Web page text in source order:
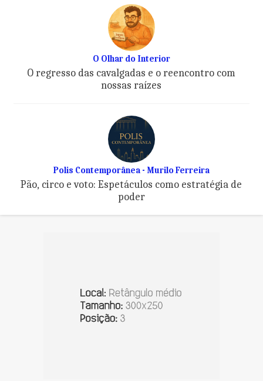
O Olhar do Interior
O regresso das cavalgadas e o reencontro com
nossas raízes
Polis Contemporânea - Murilo Ferreira
Pão, circo e voto: Espetáculos como estratégia de
poder